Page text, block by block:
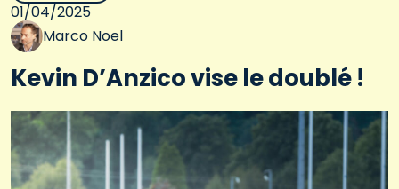
01/04/2025
Marco Noel
Kevin D’Anzico vise le doublé !